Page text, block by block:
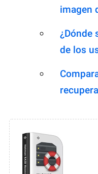
imagen
¿Dónde
de los